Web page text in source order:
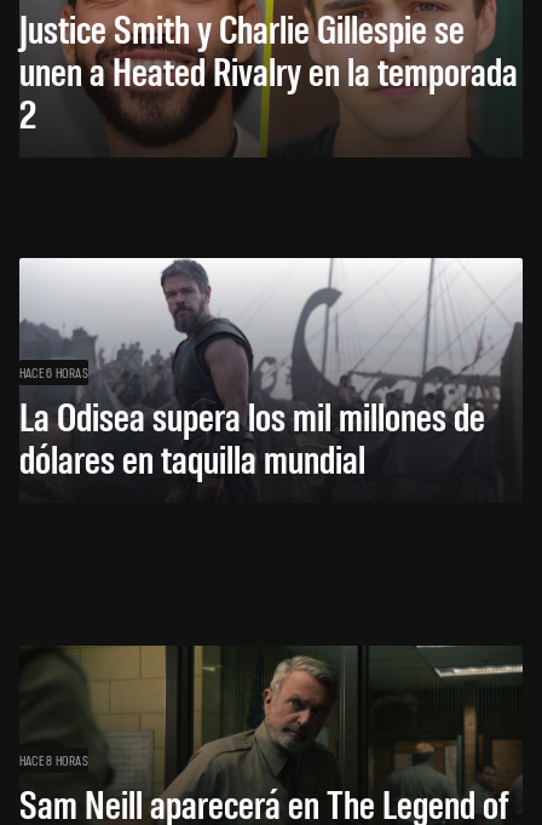
Justice Smith y Charlie Gillespie se
unen a Heated Rivalry en la temporada
2
HACE 6 HORAS
La Odisea supera los mil millones de
dólares en taquilla mundial
HACE 8 HORAS
Sam Neill aparecerá en The Legend of